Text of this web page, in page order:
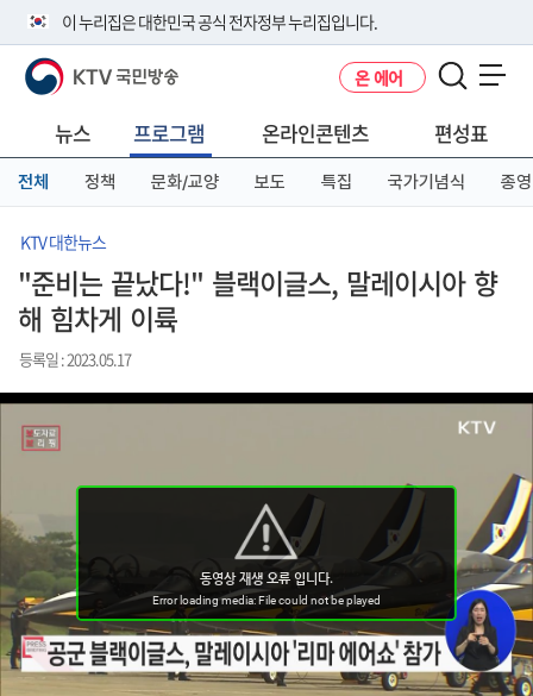
이 누리집은 대한민국 공식 전자정부 누리집입니다.
공식 누리집 주소 확인하기
니다.
이밖에 or.kr 또는 .kr등 다른 도메인 주소를 사용하고 있다면 아래 URL에
서 도메인 주소를 확인해 보세요
KTV 국민방송 온 에어
뉴스 프로그램 온라인콘텐츠 편성표
전체 정책 문화/교양 보도 특집 국가기념식 종영
KTV 대한뉴스
"준비는 끝났다!" 블랙이글스, 말레이시아 향
해 힘차게 이륙
등록일 : 2023.05.17